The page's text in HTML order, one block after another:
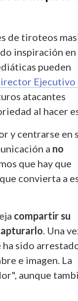
de tiroteos
inspiración en
pueden
Ejecutivo
atacantes
al hacer
y centrarse en
a no
que hay que
convierta a
compartir su
. Una
ha sido
e imagen. La
aunque